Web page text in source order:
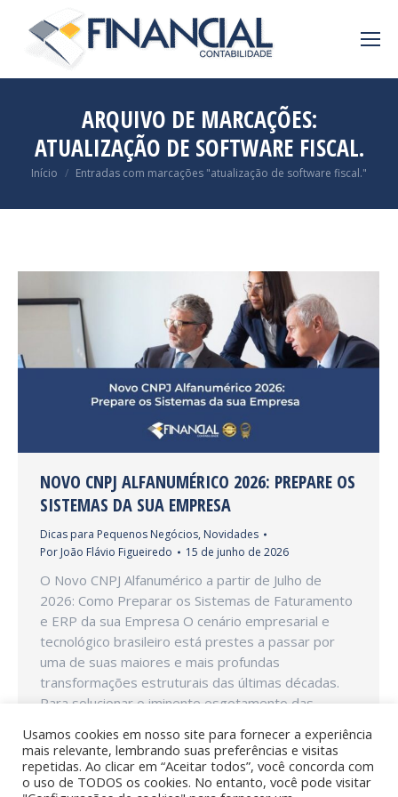
ARQUIVO DE MARCAÇÕES:
ATUALIZAÇÃO DE SOFTWARE FISCAL.
Você está aqui:
Início Entradas com marcações "atualização de software fiscal."
NOVO CNPJ ALFANUMÉRICO 2026: PREPARE OS
SISTEMAS DA SUA EMPRESA
Dicas para Pequenos Negócios, Novidades
Por João Flávio Figueiredo 15 de junho de 2026
O Novo CNPJ Alfanumérico a partir de Julho de
2026: Como Preparar os Sistemas de Faturamento
e ERP da sua Empresa O cenário empresarial e
tecnológico brasileiro está prestes a passar por
uma de suas maiores e mais profundas
transformações estruturais das últimas décadas.
Para solucionar o iminente esgotamento das
Usamos cookies em nosso site para fornecer a experiência
mais relevante, lembrando suas preferências e visitas
repetidas. Ao clicar em “Aceitar todos”, você concorda com
o uso de TODOS os cookies. No entanto, você pode visitar